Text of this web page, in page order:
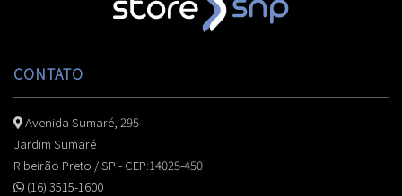
CONTATO
Avenida Sumaré, 295
Jardim Sumaré
Ribeirão Preto / SP - CEP:14025-450
(16) 3515-1600